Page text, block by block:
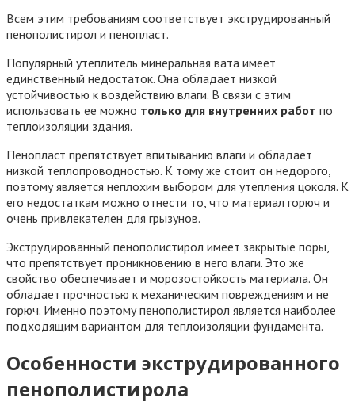
Всем этим требованиям соответствует экструдированный
пенополистирол и пенопласт.
Популярный утеплитель минеральная вата имеет
единственный недостаток. Она обладает низкой
устойчивостью к воздействию влаги. В связи с этим
использовать ее можно только для внутренних работ по
теплоизоляции здания.
Пенопласт препятствует впитыванию влаги и обладает
низкой теплопроводностью. К тому же стоит он недорого,
поэтому является неплохим выбором для утепления цоколя. К
его недостаткам можно отнести то, что материал горюч и
очень привлекателен для грызунов.
Экструдированный пенополистирол имеет закрытые поры,
что препятствует проникновению в него влаги. Это же
свойство обеспечивает и морозостойкость материала. Он
обладает прочностью к механическим повреждениям и не
горюч. Именно поэтому пенополистирол является наиболее
подходящим вариантом для теплоизоляции фундамента.
Особенности экструдированного
пенополистирола